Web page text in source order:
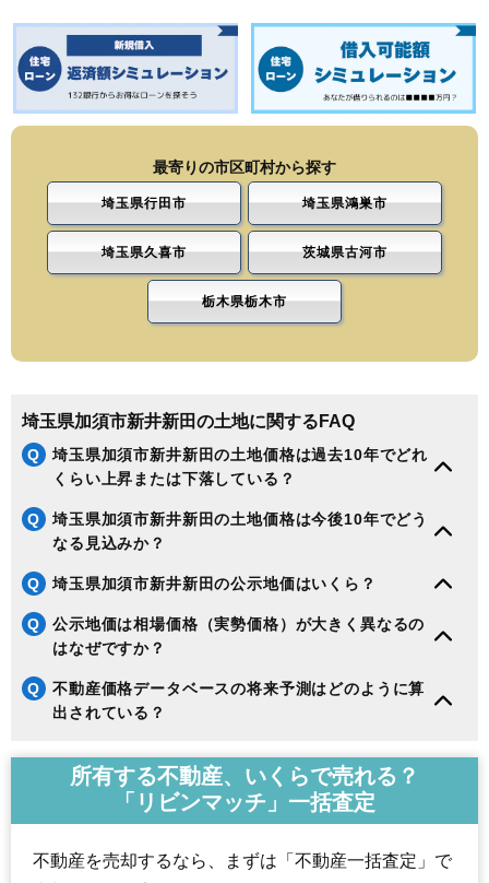
最寄りの市区町村から探す
埼玉県行田市 埼玉県鴻巣市
埼玉県久喜市 茨城県古河市
栃木県栃木市
埼玉県加須市新井新田の土地に関するFAQ
Q
埼玉県加須市新井新田の土地価格は過去10年でどれ
くらい上昇または下落している？
Q
埼玉県加須市新井新田の土地価格は今後10年でどう
なる見込みか？
Q 埼玉県加須市新井新田の公示地価はいくら？
Q
公示地価は相場価格（実勢価格）が大きく異なるの
はなぜですか？
Q
不動産価格データベースの将来予測はどのように算
出されている？
所有する不動産、いくらで売れる？
「リビンマッチ」一括査定
不動産を売却するなら、まずは「不動産一括査定」で